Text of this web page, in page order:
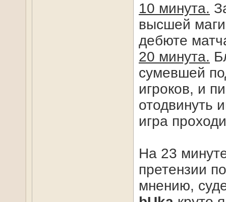
10 минута.
высшей
дебюте
20 минута.
сумевшей
игроков, и
отодвинуть
игра
На 23
претензии
мнению,